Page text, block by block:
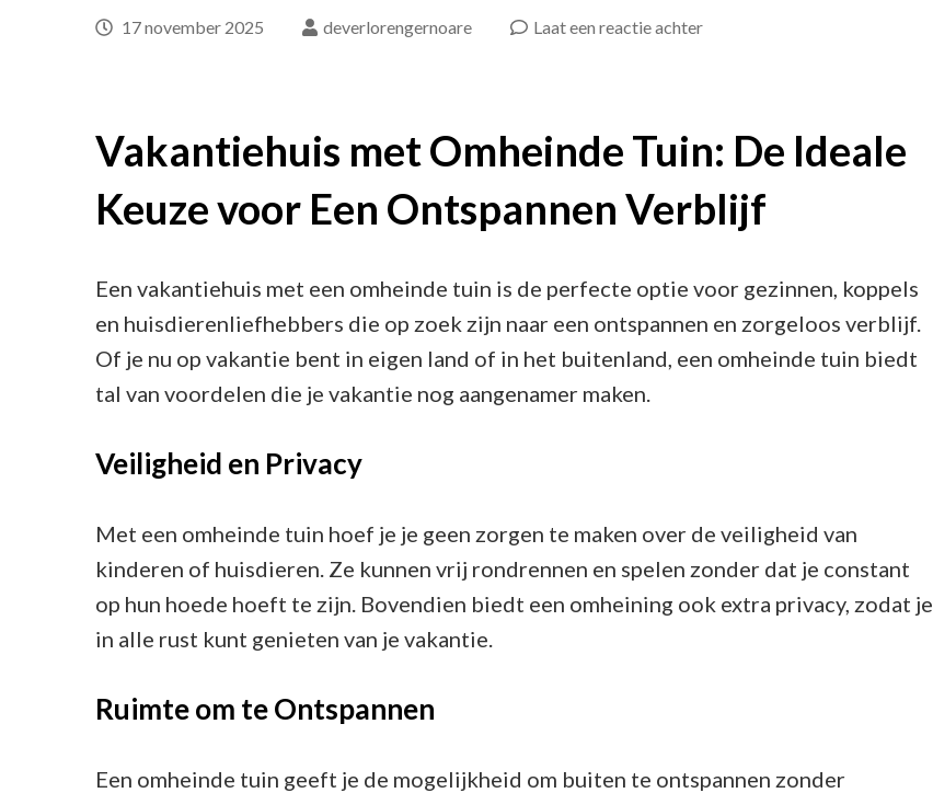
17 november 2025 deverlorengernoare Laat een reactie achterop
Privacy
en
Veiligheid
Vakantiehuis
Vakantiehuis met Omheinde Tuin: De Ideale
Keuze voor Een Ontspannen Verblijf
Een vakantiehuis met een omheinde tuin is de perfecte optie voor gezinnen, koppels
en huisdierenliefhebbers die op zoek zijn naar een ontspannen en zorgeloos verblijf.
Of je nu op vakantie bent in eigen land of in het buitenland, een omheinde tuin biedt
tal van voordelen die je vakantie nog aangenamer maken.
Veiligheid en Privacy
Met een omheinde tuin hoef je je geen zorgen te maken over de veiligheid van
kinderen of huisdieren. Ze kunnen vrij rondrennen en spelen zonder dat je constant
op hun hoede hoeft te zijn. Bovendien biedt een omheining ook extra privacy, zodat je
in alle rust kunt genieten van je vakantie.
Ruimte om te Ontspannen
Een omheinde tuin geeft je de mogelijkheid om buiten te ontspannen zonder